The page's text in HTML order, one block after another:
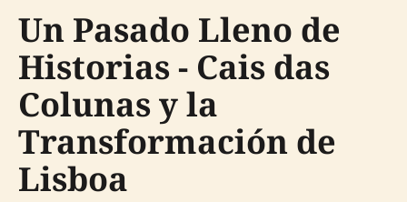
Un Pasado Lleno de
Historias - Cais das
Colunas y la
Transformación de
Lisboa